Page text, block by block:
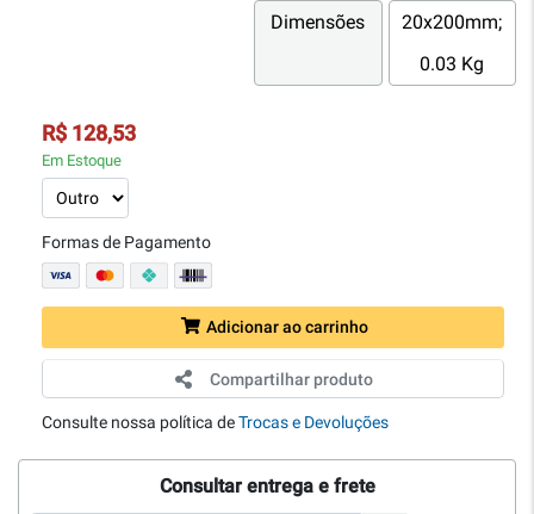
Dimensões
20x200mm;
0.03 Kg
R$ 128,53
Em Estoque
Formas de Pagamento
Adicionar ao carrinho
Compartilhar produto
Consulte nossa política deTrocas e Devoluções
Consultar entrega e frete